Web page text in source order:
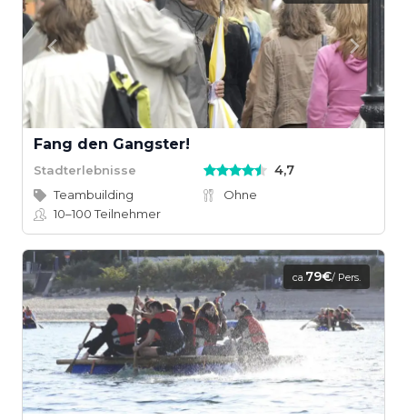
Fang den Gangster!
Stadterlebnisse 4,7
Teambuilding
Ohne
10–100Teilnehmer
ca.79€/ Pers.